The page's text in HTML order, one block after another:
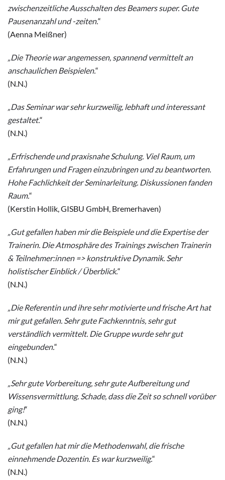
zwischenzeitliche Ausschalten des Beamers super. Gute
Pausenanzahl und -zeiten.“
(Aenna Meißner)
„Die Theorie war angemessen, spannend vermittelt an
anschaulichen Beispielen.“
(N.N.)
„Das Seminar war sehr kurzweilig, lebhaft und interessant
gestaltet.“
(N.N.)
„Erfrischende und praxisnahe Schulung. Viel Raum, um
Erfahrungen und Fragen einzubringen und zu beantworten.
Hohe Fachlichkeit der Seminarleitung. Diskussionen fanden
Raum.“
(Kerstin Hollik, GISBU GmbH, Bremerhaven)
„Gut gefallen haben mir die Beispiele und die Expertise der
Trainerin. Die Atmosphäre des Trainings zwischen Trainerin
& Teilnehmer:innen => konstruktive Dynamik. Sehr
holistischer Einblick / Überblick.“
(N.N.)
„Die Referentin und ihre sehr motivierte und frische Art hat
mir gut gefallen. Sehr gute Fachkenntnis, sehr gut
verständlich vermittelt. Die Gruppe wurde sehr gut
eingebunden.“
(N.N.)
„Sehr gute Vorbereitung, sehr gute Aufbereitung und
Wissensvermittlung. Schade, dass die Zeit so schnell vorüber
ging!“
(N.N.)
„Gut gefallen hat mir die Methodenwahl, die frische
einnehmende Dozentin. Es war kurzweilig.“
(N.N.)